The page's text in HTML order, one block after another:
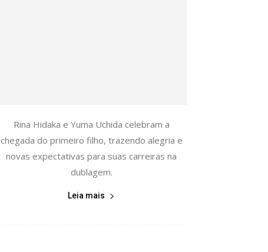
Rina Hidaka e Yuma Uchida celebram a
chegada do primeiro filho, trazendo alegria e
novas expectativas para suas carreiras na
dublagem.
Leia mais